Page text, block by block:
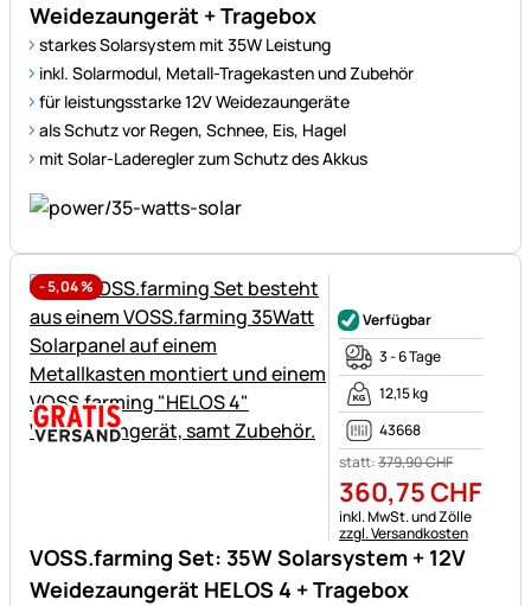
Weidezaungerät + Tragebox
starkes Solarsystem mit 35W Leistung
inkl. Solarmodul, Metall-Tragekasten und Zubehör
für leistungsstarke 12V Weidezaungeräte
als Schutz vor Regen, Schnee, Eis, Hagel
mit Solar-Laderegler zum Schutz des Akkus
-5,04%
VOSS.farming Set: 35W Solarsystem + 12V
Weidezaungerät HELOS 4 + Tragebox
Verfügbar
3 - 6 Tage
12,15 kg
43668
statt:379,90CHF
360,75CHF
Steuerhinweis:
inkl. MwSt. und Zölle
zzgl. Versandkosten